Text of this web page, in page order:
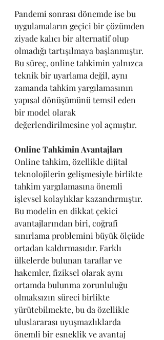
Pandemi sonrası dönemde ise bu
uygulamaların geçici bir çözümden
ziyade kalıcı bir alternatif olup
olmadığı tartışılmaya başlanmıştır.
Bu süreç, online tahkimin yalnızca
teknik bir uyarlama değil, aynı
zamanda tahkim yargılamasının
yapısal dönüşümünü temsil eden
bir model olarak
değerlendirilmesine yol açmıştır.
Online Tahkimin Avantajları
Online tahkim, özellikle dijital
teknolojilerin gelişmesiyle birlikte
tahkim yargılamasına önemli
işlevsel kolaylıklar kazandırmıştır.
Bu modelin en dikkat çekici
avantajlarından biri, coğrafi
sınırlama problemini büyük ölçüde
ortadan kaldırmasıdır. Farklı
ülkelerde bulunan taraflar ve
hakemler, fiziksel olarak aynı
ortamda bulunma zorunluluğu
olmaksızın süreci birlikte
yürütebilmekte, bu da özellikle
uluslararası uyuşmazlıklarda
önemli bir esneklik ve avantaj